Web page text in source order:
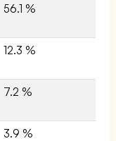
56.1 %
12.3 %
7.2 %
3.9 %